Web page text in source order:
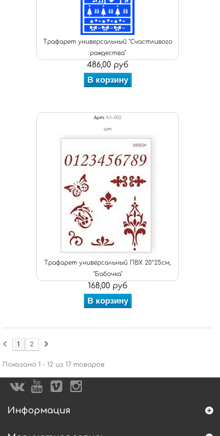
Трафарет универсальный "Счастливого
рождества"
486,00 руб
В корзину
Арт: КЛ-002
шт
Трафарет универсальный ПВХ 20*25см,
"Бабочка"
168,00 руб
В корзину
1 2
Показано 1 - 12 из 17 товаров
Информация